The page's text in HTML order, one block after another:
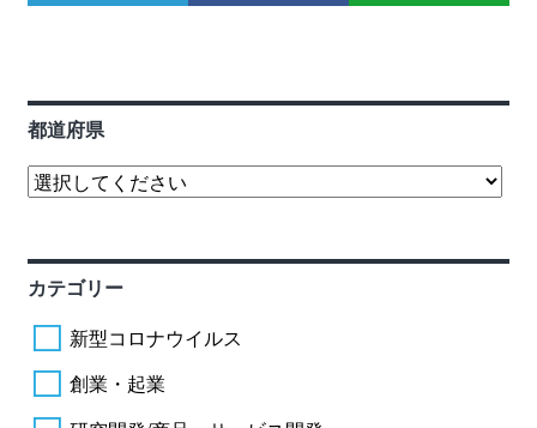
都道府県
カテゴリー
新型コロナウイルス
創業・起業